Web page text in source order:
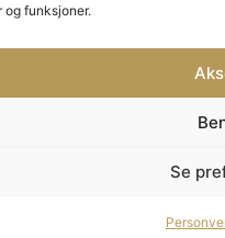
og funksjoner.
Se